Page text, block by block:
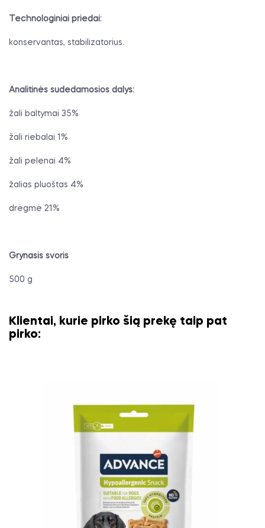
Technologiniai priedai:
konservantas, stabilizatorius.
Analitinės sudedamosios dalys:
žali baltymai 35%
žali riebalai 1%
žali pelenai 4%
žalias pluoštas 4%
drėgmė 21%
Grynasis svoris
500 g
Klientai, kurie pirko šią prekę taip pat
pirko: